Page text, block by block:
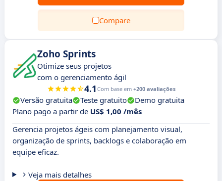
Compare
Zoho Sprints
Otimize seus projetos
com o gerenciamento ágil
4.1 Com base em +200 avaliações
Versão gratuita Teste gratuito
Demo gratuita
Plano pago a partir de US$ 1,00 /mês
Gerencia projetos ágeis com planejamento visual,
organização de sprints, backlogs e colaboração em
equipe eficaz.
Veja mais detalhes